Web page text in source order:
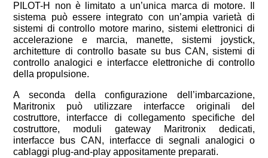
PILOT-H non è limitato a un’unica marca di motore. Il
sistema può essere integrato con un’ampia varietà di
sistemi di controllo motore marino, sistemi elettronici di
accelerazione e marcia, manette, sistemi joystick,
architetture di controllo basate su bus CAN, sistemi di
controllo analogici e interfacce elettroniche di controllo
della propulsione.
A seconda della configurazione dell’imbarcazione,
Maritronix può utilizzare interfacce originali del
costruttore, interfacce di collegamento specifiche del
costruttore, moduli gateway Maritronix dedicati,
interfacce bus CAN, interfacce di segnali analogici o
cablaggi plug-and-play appositamente preparati.